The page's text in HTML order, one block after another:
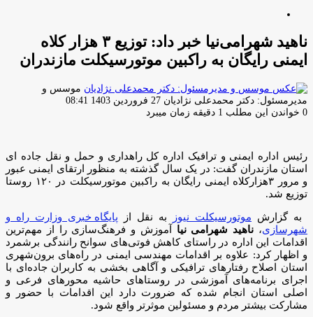
ناهید شهرامی‌نیا خبر داد: توزیع ۳ هزار کلاه
ایمنی رایگان به راکبین موتورسیکلت مازندران
موسس و
مدیرمسئول: دکتر محمدعلی نژادیان ارسال
ایمیل
27 فروردین 1403 08:41
0 خواندن این مطلب 1 دقیقه زمان میبرد
رئیس اداره ایمنی و ترافیک اداره کل راهداری و حمل و نقل جاده ای
استان مازندران گفت: در یک سال گذشته به منظور ارتقای ایمنی عبور
و مرور ۳هزارکلاه ایمنی رایگان به راکبین موتورسیکلت در ۱۲۰ روستا
توزیع شد.
به گزارش موتورسیکلت نیوز به نقل از پایگاه خبری وزارت راه و
شهرسازی، ناهید شهرامی نیا آموزش و فرهنگ‌سازی را از مهم‌ترین
اقدامات این اداره در راستای کاهش فوتی‌های سوانح رانندگی برشمرد
و اظهار کرد: علاوه بر اقدامات مهندسی ایمنی در راه‌های برون‌شهری
استان اصلاح رفتارهای ترافیکی و آگاهی بخشی به کاربران جاده‌ای با
اجرای برنامه‌های آموزشی در روستاهای حاشیه محورهای فرعی و
اصلی استان انجام شده که ضرورت دارد این اقدامات با حضور و
مشارکت بیشتر مردم و مسئولین موثرتر واقع شود.